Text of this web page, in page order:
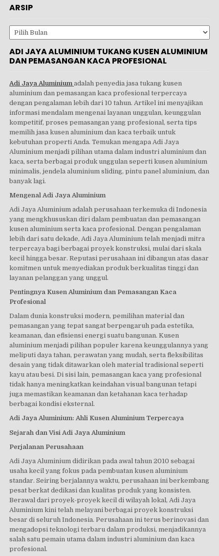
ARSIP
Arsip
ADI JAYA ALUMINIUM TUKANG KUSEN ALUMINIUM
DAN PEMASANGAN KACA PROFESIONAL
Adi Jaya Aluminium adalah penyedia jasa tukang kusen
aluminium dan pemasangan kaca profesional terpercaya
dengan pengalaman lebih dari 10 tahun. Artikel ini menyajikan
informasi mendalam mengenai layanan unggulan, keunggulan
kompetitif, proses pemasangan yang profesional, serta tips
memilih jasa kusen aluminium dan kaca terbaik untuk
kebutuhan properti Anda. Temukan mengapa Adi Jaya
Aluminium menjadi pilihan utama dalam industri aluminium dan
kaca, serta berbagai produk unggulan seperti kusen aluminium
minimalis, jendela aluminium sliding, pintu panel aluminium, dan
banyak lagi.
Mengenal Adi Jaya Aluminium
Adi Jaya Aluminium adalah perusahaan terkemuka di Indonesia
yang mengkhususkan diri dalam pembuatan dan pemasangan
kusen aluminium serta kaca profesional. Dengan pengalaman
lebih dari satu dekade, Adi Jaya Aluminium telah menjadi mitra
terpercaya bagi berbagai proyek konstruksi, mulai dari skala
kecil hingga besar. Reputasi perusahaan ini dibangun atas dasar
komitmen untuk menyediakan produk berkualitas tinggi dan
layanan pelanggan yang unggul.
Pentingnya Kusen Aluminium dan Pemasangan Kaca
Profesional
Dalam dunia konstruksi modern, pemilihan material dan
pemasangan yang tepat sangat berpengaruh pada estetika,
keamanan, dan efisiensi energi suatu bangunan. Kusen
aluminium menjadi pilihan populer karena keunggulannya yang
meliputi daya tahan, perawatan yang mudah, serta fleksibilitas
desain yang tidak ditawarkan oleh material tradisional seperti
kayu atau besi. Di sisi lain, pemasangan kaca yang profesional
tidak hanya meningkatkan keindahan visual bangunan tetapi
juga memastikan keamanan dan ketahanan kaca terhadap
berbagai kondisi eksternal.
Adi Jaya Aluminium: Ahli Kusen Aluminium Terpercaya
Sejarah dan Visi Adi Jaya Aluminium
Perjalanan Perusahaan
Adi Jaya Aluminium didirikan pada awal tahun 2010 sebagai
usaha kecil yang fokus pada pembuatan kusen aluminium
standar. Seiring berjalannya waktu, perusahaan ini berkembang
pesat berkat dedikasi dan kualitas produk yang konsisten.
Berawal dari proyek-proyek kecil di wilayah lokal, Adi Jaya
Aluminium kini telah melayani berbagai proyek konstruksi
besar di seluruh Indonesia. Perusahaan ini terus berinovasi dan
mengadopsi teknologi terbaru dalam produksi, menjadikannya
salah satu pemain utama dalam industri aluminium dan kaca
profesional.